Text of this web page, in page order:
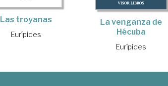
Las troyanas
Eurípides
La venganza de
Hécuba
Eurípides